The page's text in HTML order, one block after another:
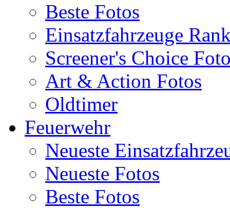
Beste Fotos
Einsatzfahrzeuge
Screener's Choice
Art & Action Fotos
Oldtimer
Feuerwehr
Neueste
Neueste Fotos
Beste Fotos